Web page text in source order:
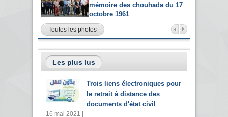
mémoire des chouhada du 17
octobre 1961
Toutes les photos
Les plus lus
Trois liens électroniques pour
le retrait à distance des
documents d'état civil
16 mai 2021 |